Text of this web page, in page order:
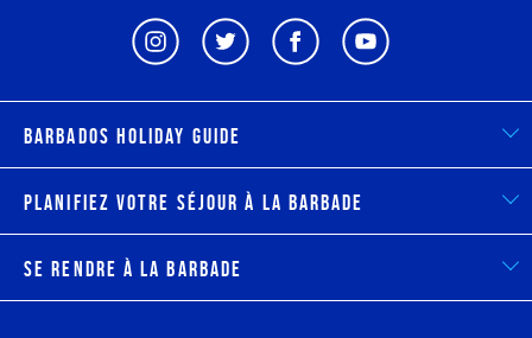
Barbados Holiday Guide
Planifiez votre séjour à la Barbade
Se rendre à la Barbade